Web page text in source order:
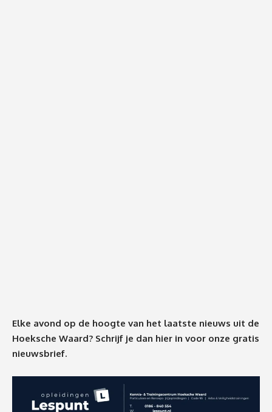
Elke avond op de hoogte van het laatste nieuws uit de
Hoeksche Waard? Schrijf je dan hier in voor onze gratis
nieuwsbrief.